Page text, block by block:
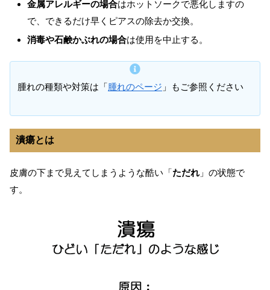
金属アレルギーの場合はホットソークで悪化しますの
で、できるだけ早くピアスの除去か交換。
消毒や石鹸かぶれの場合は使用を中止する。
腫れの種類や対策は「腫れのページ 」もご参照ください
潰瘍とは
皮膚の下まで見えてしまうような酷い「ただれ」の状態で
す。